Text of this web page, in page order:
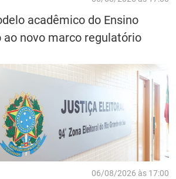
acadêmico do Ensino
ao novo marco regulatório
06/08/2026 às 17:00